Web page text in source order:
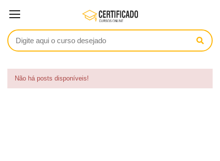
Não há posts disponíveis!